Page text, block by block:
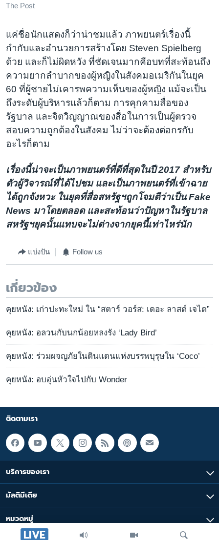
LIVE
The Post
แค่ชื่อนักแสดงก็ว่าน่าชมแล้ว ภาพยนตร์เรื่องนี้
กำกับและอำนวยการสร้างโดย Steven Spielberg
ด้วย และก็ไม่ผิดหวัง ที่ชัดเจนมากคือบทที่สะท้อนถึง
ความยากลำบากของผู้หญิงในสังคมอเมริกันในยุค
60 ที่ผู้ชายไม่เคารพความเห็นของผู้หญิง แม้จะเป็น
ถึงระดับผู้บริหารแล้วก็ตาม การคุกคามสื่อของ
รัฐบาล และจิตวิญญาณของสื่อในการเป็นผู้ตรวจ
สอบความถูกต้องในสังคม ไม่ว่าจะต้องต่อกรกับ
อะไรก็ตาม
เรื่องนี้น่าจะเป็นภาพยนตร์ที่ดีที่สุดในปี 2017 สำหรับ
ตัวผู้วิจารณ์ที่ได้ไปชม และเป็นภาพยนตร์ที่เข้าฉาย
ได้ถูกจังหวะ ในยุคที่สื่อสหรัฐฯถูกโจมตีว่าเป็น Fake
News มาโดยตลอด และสะท้อนว่าปัญหาในรัฐบาล
สหรัฐฯยุคนั้นแทบจะไม่ต่างจากยุคนี้เท่าไหร่นัก
แบ่งปัน Follow us
เกี่ยวข้อง
คุยหนัง: เก่าปะทะใหม่ ใน “สตาร์ วอร์ส: เดอะ ลาสต์ เจได”
คุยหนัง: อลวนกับนกน้อยหลงรัง ‘Lady Bird’
คุยหนัง: ร่วมผจญภัยในดินแดนแห่งบรรพบุรุษใน ‘Coco’
คุยหนัง: อบอุ่นหัวใจไปกับ Wonder
ติดตามเรา
บริการของเรา
มัลติมีเดีย
หมวดหมู่